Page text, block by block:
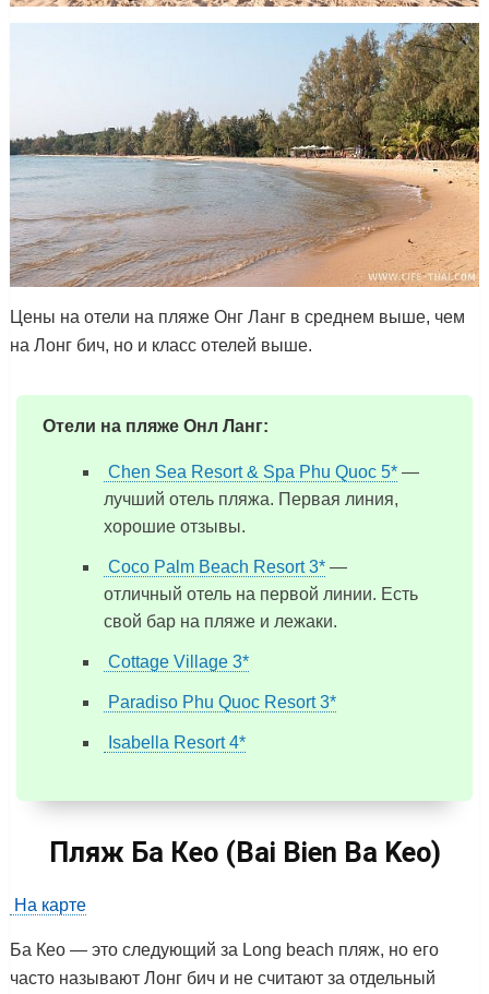
Цены на отели на пляже Онг Ланг в среднем выше, чем
на Лонг бич, но и класс отелей выше.
Отели на пляже Онл Ланг:
Chen Sea Resort & Spa Phu Quoc 5* —
лучший отель пляжа. Первая линия,
хорошие отзывы.
Coco Palm Beach Resort 3* —
отличный отель на первой линии. Есть
свой бар на пляже и лежаки.
Cottage Village 3*
Paradiso Phu Quoc Resort 3*
Isabella Resort 4*
Пляж Ба Кео (Bai Bien Ba Keo)
На карте
Ба Кео — это следующий за Long beach пляж, но его
часто называют Лонг бич и не считают за отдельный